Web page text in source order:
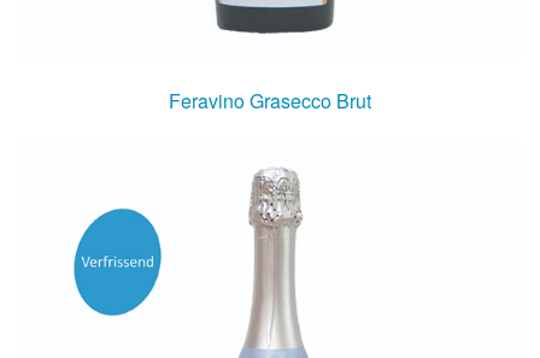
Feravino Grasecco Brut